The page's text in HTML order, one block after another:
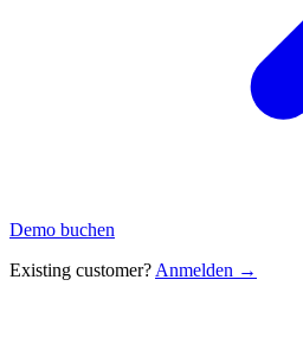
Demo buchen
Existing customer? Anmelden →